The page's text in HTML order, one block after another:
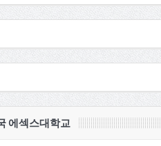
에섹스대학교